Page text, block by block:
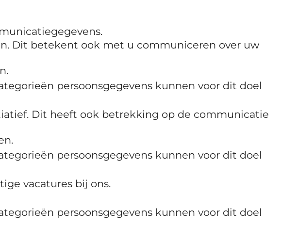
Dit betekent ook met u communiceren over uw
persoonsgegevens kunnen voor dit doel
Dit heeft ook betrekking op de communicatie
persoonsgegevens kunnen voor dit doel
vacatures bij ons.
persoonsgegevens kunnen voor dit doel